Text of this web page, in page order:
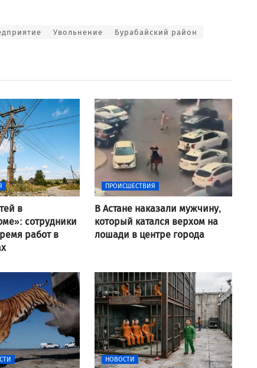
Увольнение Бурабайский район
в
сотрудники
работ в
ПРОИСШЕСТВИЯ
В Астане наказали мужчину,
который катался верхом на
лошади в центре города
НОВОСТИ